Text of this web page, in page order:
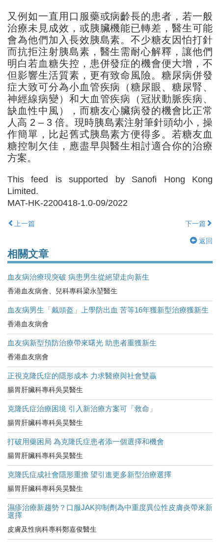
又例如一直用口服藥或病齡長的患者，若一般
治療未見成效，或胰臟機能已轉差，醫生可能
會為他們加入長效胰島素。不少糖友因怕打針
而抗拒注射胰島素，醫生需耐心解釋，讓他們
明白若血糖失控，患併發症的機會便大增，不
但影響生活質素，更有致命風險。糖尿病併發
症大致可分為小血管疾病（糖尿眼、糖尿腎、
神經線病變）和大血管疾病（冠狀動脈疾病、
缺血性中風），而糖友心臟病發的機會比正常
人高 2 – 3 倍。現時胰島素注射筆針頭幼小，操
作簡單，比起舊式胰島素方便得多。若糖友血
糖控制欠佳，應盡早與醫生相討適合你的治療
方案。
This feed is supported by Sanofi Hong Kong
Limited.
MAT-HK-2200418-1.0-09/2022
上一篇 下一篇
返回
相關文章
血友病治療現突破 病患男生從絕望走向新生
香港血友病會、兒科專科梁永堃醫生
血友病男生「戴頭盔」上學防出血 苦等16年獲新型治療獲新生
香港血友病會
血友病新型預防治療帶來曙光 助患者重獲新生
香港血友病會
正視克隆氏症的隱形成本 力求醫療與社會雙贏
腸胃肝臟科專科吳昊醫生
克隆氏症治療困境 引入新治療方案可「救命」
腸胃肝臟科專科吳昊醫生
打破用藥困局 為克隆氏症患者添一個選擇和機會
腸胃肝臟科專科吳昊醫生
克隆氏症成社會隱形重擔 望引進更多新型治療選擇
腸胃肝臟科專科吳昊醫生
濕疹治療新趨勢？口服JAK抑制劑為中重度異位性皮膚炎帶來新
選擇
皮膚及性病科專科鄭嘉俊醫生